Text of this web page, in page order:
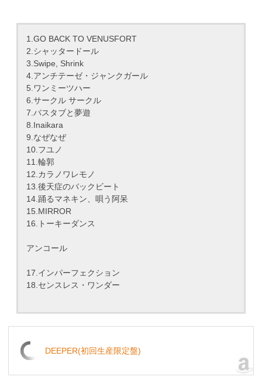
1.GO BACK TO VENUSFORT
2.シャッタードール
3.Swipe, Shrink
4.アンチテーゼ・ジャンクガール
5.ワンミーツハー
6.サークル サークル
7.バスタブと夢遊
8.Inaikara
9.なぜなぜ
10.フユノ
11.輪郭
12.カラノワレモノ
13.後天症のバックビート
14.踊るマネキン、唄う阿呆
15.MIRROR
16.トーキーダンス
アンコール
17.インパーフェクション
18.センスレス・ワンダー
DEEPER(初回生産限定盤)